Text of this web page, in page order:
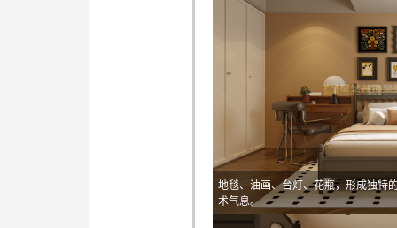
地毯、油画、台灯、花瓶，形成独特
术气息。